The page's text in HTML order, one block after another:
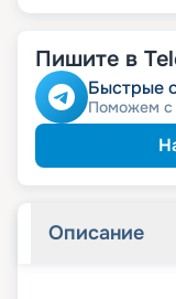
Пишите в
Быстрые
Поможем с
Описание